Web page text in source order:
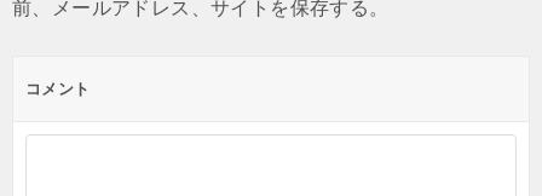
前、メールアドレス、サイトを保存する。
コメント